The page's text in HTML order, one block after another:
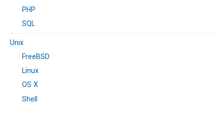
PHP
SQL
Unix
FreeBSD
Linux
OS X
Shell